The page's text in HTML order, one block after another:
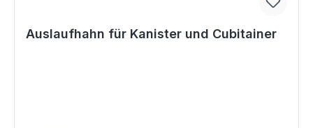
Auslaufhahn für Kanister und Cubitainer